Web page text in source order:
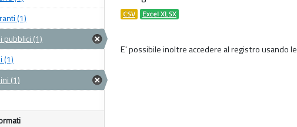
CSV Excel XLSX
E' possibile inoltre accedere al registro usando le
(1)
pubblici (1)
(1)
(1)